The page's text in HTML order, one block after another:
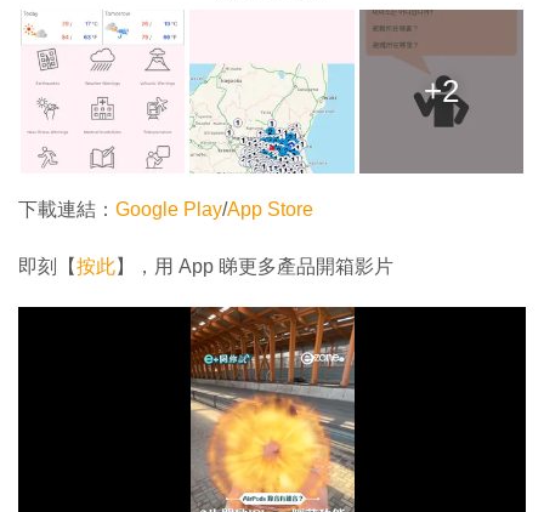
+2
下載連結： Google Play/App Store
即刻【按此】，用 App 睇更多產品開箱影片